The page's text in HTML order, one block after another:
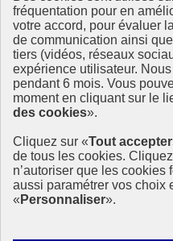
fréquentation pour en
votre accord, pour évaluer
de communication ainsi
tiers (vidéos, réseaux
expérience utilisateur.
pendant 6 mois. Vous
moment en cliquant sur le
des cookies».
Cliquez sur «Tout accepter
de tous les cookies.
n’autoriser que les cookies
aussi paramétrer vos choix
« Personnaliser».
Ressources
La Méth’ODD
Gouvernement
Ce site propose l’information
2030 et la feuille de route de la
tous les acteurs.
info.gouv.fr- ouvre une
service-public.fr - ouvre
legifrance.gouv.fr- ouvre
data.gouv.fr- ouvre une
Plan du site
Mentions légales